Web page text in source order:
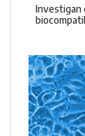
Investigan